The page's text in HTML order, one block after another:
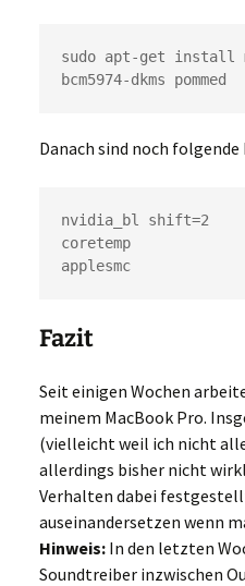
sudo apt-get install
bcm5974-dkms pommed
Danach sind noch
nvidia_bl shift=2
coretemp
applesmc
Fazit
Seit einigen Wochen
meinem MacBook Pro.
(vielleicht weil ich nicht
allerdings bisher nicht
Verhalten dabei
auseinandersetzen wenn
Hinweis: In den letzten
Soundtreiber inzwischen